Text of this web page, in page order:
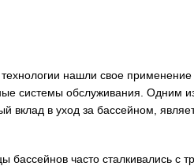
нашли свое
системы обслуживания. Одним
вклад в уход за бассейном,
бассейнов часто сталкивались с